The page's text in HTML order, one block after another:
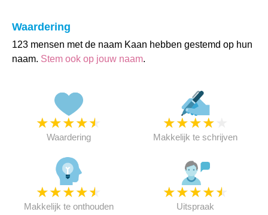
Waardering
123 mensen met de naam Kaan hebben gestemd op hun
naam. Stem ook op jouw naam.
★★★★★
Waardering
★★★★
Makkelijk te schrijven
★★★★★
Makkelijk te onthouden
★★★★★
Uitspraak